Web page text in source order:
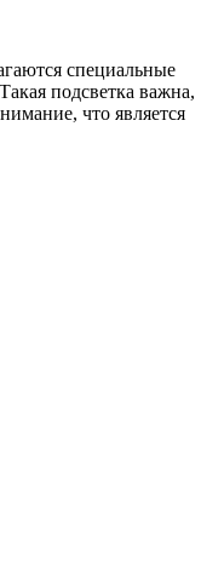
специальные
Такая подсветка важна,
что является